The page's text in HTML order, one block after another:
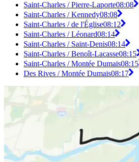
Saint-Charles / Pierre-Laporte08:08
Saint-Charles / Kennedy08:08
Saint-Charles / de l'Église08:12
Saint-Charles / Léonard08:14
Saint-Charles / Saint-Denis08:14
Saint-Charles / Benoît-Lacasse08:15
Saint-Charles / Montée Dumais08:15
Des Rives / Montée Dumais08:17